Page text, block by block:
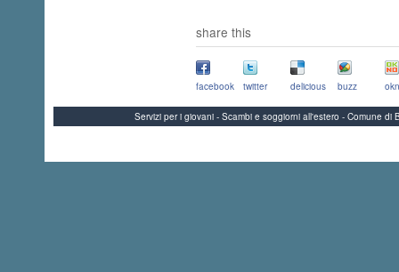
share this
facebook twitter delicious buzz
Servizi per i giovani - Scambi e soggiorni all'estero - Comune